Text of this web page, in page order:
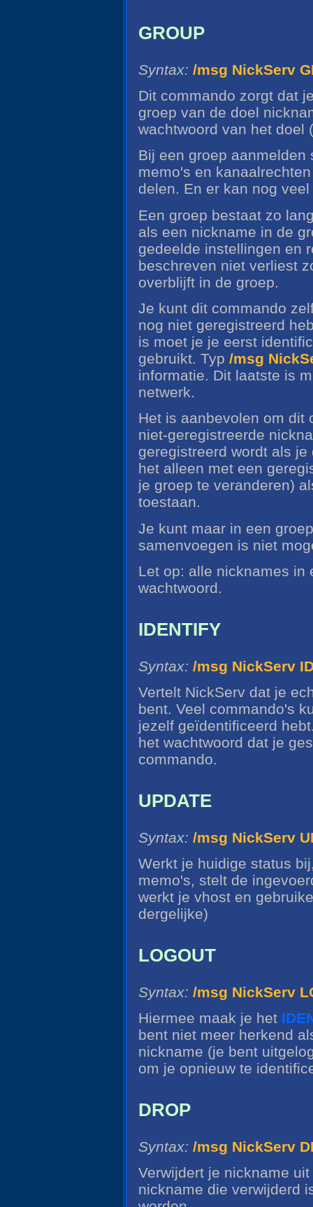
GROUP
Syntax: /msg NickServ
Dit commando zorgt dat
groep van de doel
wachtwoord van het doel
Bij een groep
memo's en
delen. En er kan nog
Een groep bestaat zo
als een nickname in de
gedeelde instellingen en
beschreven niet verliest
overblijft in de groep.
Je kunt dit commando
nog niet geregistreerd
is moet je je eerst
gebruikt. Typ /msg
informatie. Dit laatste is
netwerk.
Het is aanbevolen om dit
niet-geregistreerde
geregistreerd wordt als
het alleen met een
je groep te veranderen)
toestaan.
Je kunt maar in een
samenvoegen is niet
Let op: alle nicknames in
wachtwoord.
IDENTIFY
Syntax: /msg NickServ
Vertelt NickServ dat je
bent. Veel commando's
jezelf geïdentificeerd
het wachtwoord dat je
commando.
UPDATE
Syntax: /msg NickServ
Werkt je huidige status
memo's, stelt de
werkt je vhost en
dergelijke)
LOGOUT
Syntax: /msg NickServ
Hiermee maak je het
bent niet meer herkend
nickname (je bent
om je opnieuw te
DROP
Syntax: /msg NickServ
Verwijdert je nickname
nickname die verwijderd